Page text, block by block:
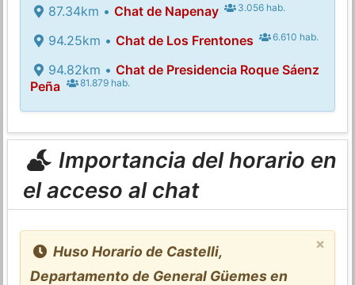
87.34km • Chat de Napenay 3.056 hab.
94.25km • Chat de Los Frentones 6.610 hab.
94.82km • Chat de Presidencia Roque Sáenz
Peña
81.879 hab.
Importancia del horario en
el acceso al chat
×
Huso Horario de Castelli,
Departamento de General Güemes en